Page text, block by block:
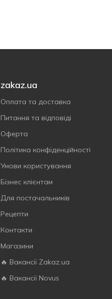
zakaz.ua
Оплата та доставка
Питання та відповіді
Оферта
Політика конфіденційності
Умови користування
Бізнес клієнтам
Для постачальників
Рецепти
Контакти
Магазини
🔥 Вакансії Zakaz.ua
🔥 Вакансії Novus